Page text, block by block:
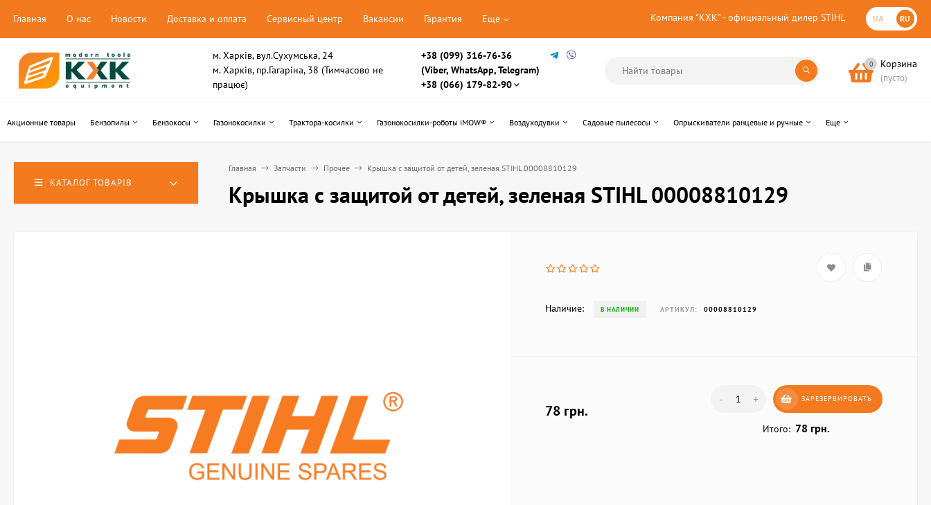
Компания "КХК" - официальный дилер STIHL UA RU
Главная О нас Новости Доставка и оплата Сервисный центр Вакансии Гарантия Еще
м. Харків, вул.Сухумська, 24
м. Харків, пр.Гагаріна, 38 (Тимчасово не
працює)
+38 (099) 316-76-36
(Viber, WhatsApp, Telegram)
+38 (066) 179-82-90
0 Корзина
(пусто)
Акционные товары Бензопилы Бензокосы Газонокосилки Трактора-косилки Газонокосилки-роботы iMOW® Воздуходувки Садовые пылесосы Опрыскиватели ранцевые и ручные Еще
КАТАЛОГ ТОВАРІВ
Главная Запчасти Прочее Крышка с защитой от детей, зеленая STIHL 00008810129
Крышка с защитой от детей, зеленая STIHL 00008810129
Наличие: В НАЛИЧИИ АРТИКУЛ: 00008810129
78 грн.
- + ЗАРЕЗЕРВИРОВАТЬ
Итого: 78 грн.